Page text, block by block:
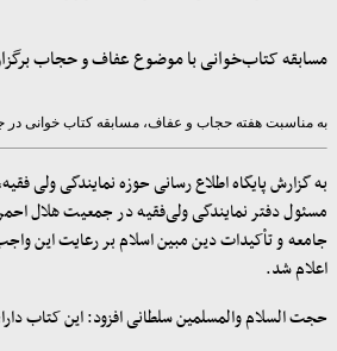
مسابقه کتاب‌خوانی با موضوع عفاف و حجاب
به مناسبت هفته حجاب و عفاف، مسابقه کتاب خوانی
به گزارش پایگاه اطلاع رسانی حوزه نمایندگی ولی
مسئول دفتر نمایندگی ولی‌فقیه در جمعیت هلال
جامعه و تأکیدات دین مبین اسلام بر رعایت این
اعلام شد.
حجت السلام والمسلمین سلطانی افزود: این کتاب